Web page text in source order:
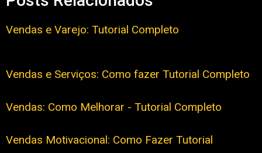
Vendas e Varejo: Tutorial Completo
Vendas e Serviços: Como fazer Tutorial Completo
Vendas: Como Melhorar - Tutorial Completo
Vendas Motivacional: Como Fazer Tutorial